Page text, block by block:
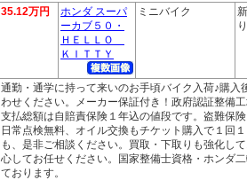
35.12万円
ホンダ スーパ
ーカブ５０・
ＨＥＬＬＯ
ＫＩＴＴＹ
ミニバイク
通勤・通学に持って来いのお手頃バイク入荷♪購
わせください。メーカー保証付き！政府認証整備
支払総額は自賠責保険１年込の値段です。盗難保
日常点検無料、オイル交換もチケット購入で１回
も、是非ご相談ください。買取・下取りも強化し
心してお任せください。国家整備士資格・ホンダ
ております。